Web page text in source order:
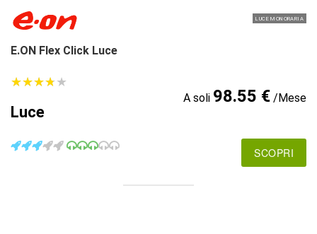
LUCE MONORARIA
E.ON Flex Click Luce
★★★★★
★★★★★
Luce
A soli 98.55 €/Mese
SCOPRI